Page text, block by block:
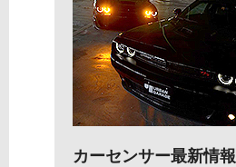
カーセンサー最新情報